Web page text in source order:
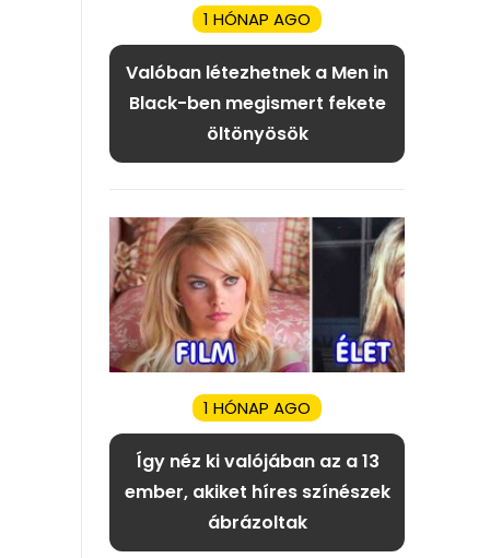
1 HÓNAP AGO
Valóban létezhetnek a Men in
Black-ben megismert fekete
öltönyösök
1 HÓNAP AGO
Így néz ki valójában az a 13
ember, akiket híres színészek
ábrázoltak